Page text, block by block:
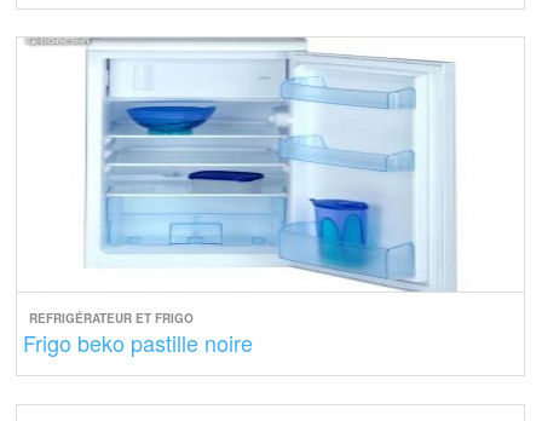
REFRIGÉRATEUR ET FRIGO
Frigo beko pastille noire